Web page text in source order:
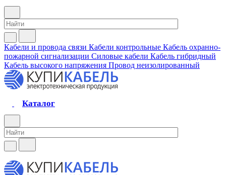
Кабели и провода связи Кабели контрольные Кабель охранно-
пожарной сигнализации Силовые кабели Кабель гибридный
Кабель высокого напряжения Провод неизолированный
Каталог